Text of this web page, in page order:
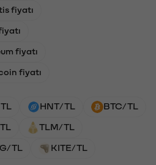
fiyatı
fiyatı
fiyatı
HNT/TL BTC/TL
TLM/TL
TL KITE/TL